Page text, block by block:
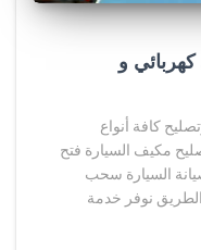
بنشر متنقل الكويت 50805535‬ كهربائي و
كافة أنواع
مكيف السيارة فتح
السيارة سحب
نوفر خدمة